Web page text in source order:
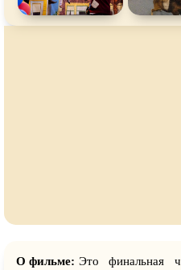
О фильме: Это финальная